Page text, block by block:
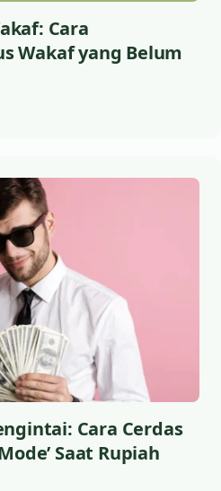
Cara
Wakaf yang Belum
Cara Cerdas
Saat Rupiah